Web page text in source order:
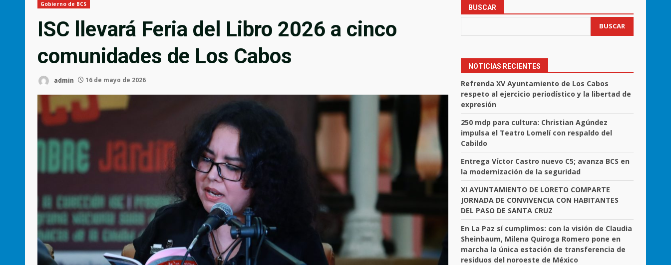
Gobierno de BCS
ISC llevará Feria del Libro 2026 a cinco
comunidades de Los Cabos
admin 16 de mayo de 2026
BUSCAR
BUSCAR
NOTICIAS RECIENTES
Refrenda XV Ayuntamiento de Los Cabos
respeto al ejercicio periodístico y la libertad de
expresión
250 mdp para cultura: Christian Agúndez
impulsa el Teatro Lomelí con respaldo del
Cabildo
Entrega Víctor Castro nuevo C5; avanza BCS en
la modernización de la seguridad
XI AYUNTAMIENTO DE LORETO COMPARTE
JORNADA DE CONVIVENCIA CON HABITANTES
DEL PASO DE SANTA CRUZ
En La Paz sí cumplimos: con la visión de Claudia
Sheinbaum, Milena Quiroga Romero pone en
marcha la única estación de transferencia de
residuos del noroeste de México